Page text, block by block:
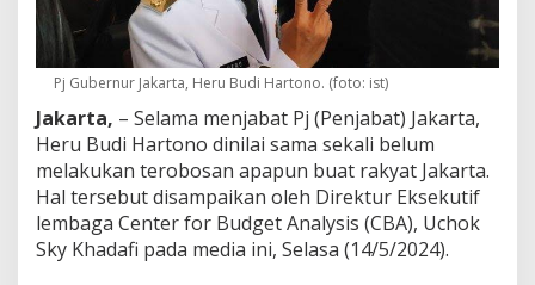
a
k
a
r
t
a
H
a
n
y
Pj Gubernur Jakarta, Heru Budi Hartono. (foto: ist)
Jakarta, – Selama menjabat Pj (Penjabat) Jakarta,
Heru Budi Hartono dinilai sama sekali belum
melakukan terobosan apapun buat rakyat Jakarta.
Hal tersebut disampaikan oleh Direktur Eksekutif
lembaga Center for Budget Analysis (CBA), Uchok
Sky Khadafi pada media ini, Selasa (14/5/2024).